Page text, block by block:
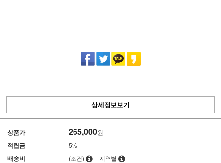
상세정보보기
상품가 265,000원
적립금 5%
배송비 (조건) 지역별